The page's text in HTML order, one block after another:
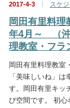
2017-4-3 スケ
岡田有里料
年4月～ （沖
理教室・フラ
岡田有里料理教
「美味しいね」
す。岡田有里キッ
び空間です。 初